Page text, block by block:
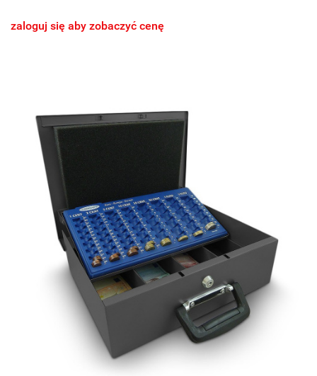
zaloguj się aby zobaczyć cenę